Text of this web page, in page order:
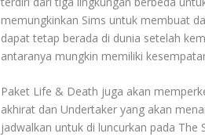
memungkinkan Sims untuk membuat
dapat tetap berada di dunia setelah
antaranya mungkin memiliki
Paket Life & Death juga akan
akhirat dan Undertaker yang akan
jadwalkan untuk di luncurkan pada